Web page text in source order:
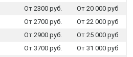
От 2300 руб.
От 20 000 руб
От 2700 руб.
От 22 000 руб
От 2900 руб.
От 25 000 руб
От 3700 руб.
От 31 000 руб